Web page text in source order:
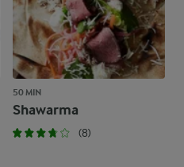
50 MIN
Shawarma
(8)